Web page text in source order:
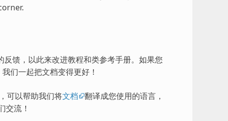
馈，以此来改进教程和类参考手册。如果您
们一起把文档变得更好！
可以帮助我们将文档
翻译成您使用的语言，
交流！